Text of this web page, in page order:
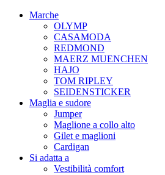
Marche
OLYMP
CASAMODA
REDMOND
MAERZ MUENCHEN
HAJO
TOM RIPLEY
SEIDENSTICKER
Maglia e sudore
Jumper
Maglione a collo alto
Gilet e maglioni
Cardigan
Si adatta a
Vestibilità comfort